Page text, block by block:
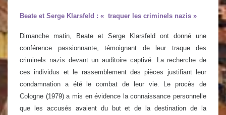
Beate et Serge Klarsfeld : « traquer les criminels nazis »
Dimanche matin, Beate et Serge Klarsfeld ont donné une
conférence passionnante, témoignant de leur traque des
criminels nazis devant un auditoire captivé. La recherche de
ces individus et le rassemblement des pièces justifiant leur
condamnation a été le combat de leur vie. Le procès de
Cologne (1979) a mis en évidence la connaissance personnelle
que les accusés avaient du but et de la destination de la